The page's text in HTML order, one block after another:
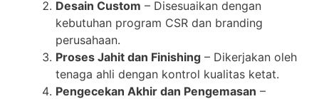
Desain Custom – Disesuaikan dengan
kebutuhan program CSR dan branding
perusahaan.
Proses Jahit dan Finishing – Dikerjakan oleh
tenaga ahli dengan kontrol kualitas ketat.
Pengecekan Akhir dan Pengemasan –